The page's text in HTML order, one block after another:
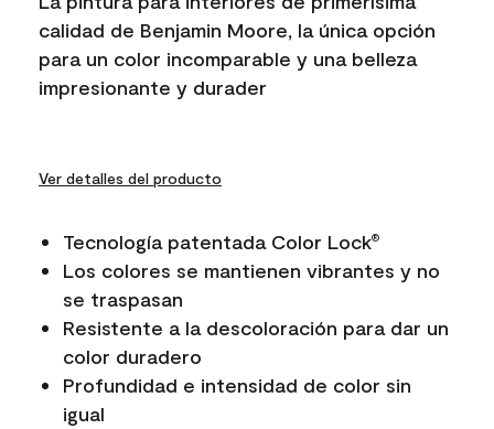
calidad de Benjamin Moore, la única opción
para un color incomparable y una belleza
impresionante y durader
Ver detalles del producto
Tecnología patentada Color Lock®
Los colores se mantienen vibrantes y no
se traspasan
Resistente a la descoloración para dar un
color duradero
Profundidad e intensidad de color sin
igual